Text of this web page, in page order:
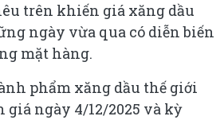
trên khiến giá xăng dầu
ngày vừa qua có diễn biến
mặt hàng.
phẩm xăng dầu thế giới
ngày 4/12/2025 và kỳ